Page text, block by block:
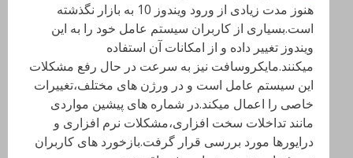
هنوز مدت زیادی از ورود ویندوز 10 به بازار نگذشته
است.بسیاری از کاربران سیستم عامل خود را به این
ویندوز تغییر داده و از امکانات آن استفاده
میکنند.مایکروسافت نیز به سرعت در حال رفع مشکلات
این سیستم عامل است و در ورژن های مختلف،تغییرات
خاصی را اعمال میکند.در شماره های پیشین مواردی
مانند تداخلات سخت افزاری،مشکلات نرم افزاری و
درایورها مورد بررسی قرار گرفت.بازخورد های کاربران